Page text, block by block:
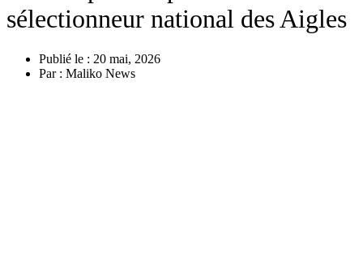
sélectionneur national des Aigles
Publié le : 20 mai, 2026
Par : Maliko News